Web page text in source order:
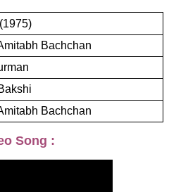
Bachchan
Bachchan
Song :